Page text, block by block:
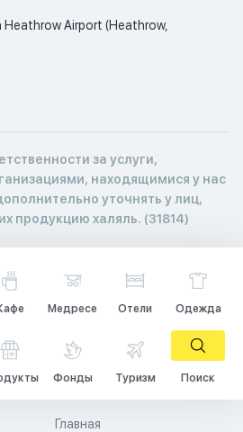
Heathrow Airport (Heathrow,
за услуги,
находящимися у нас
уточнять у лиц,
продукцию халяль. (31814)
Медресе Отели Одежда
Фонды Туризм Поиск
Главная